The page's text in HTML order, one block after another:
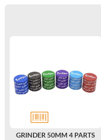
GRINDER 50MM 4 PARTS